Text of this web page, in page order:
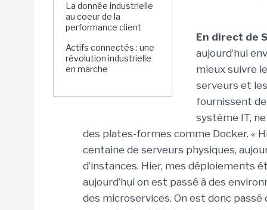
La donnée industrielle
au coeur de la
performance client
Actifs connectés : une
révolution industrielle
en marche
En direct de
aujourd’hui
mieux suivre
serveurs et
fournissent
système IT,
des plates-formes comme Docker. «
centaine de serveurs physiques,
d’instances. Hier, mes déploiements
aujourd’hui on est passé à des
des microservices. On est donc